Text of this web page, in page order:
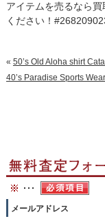
アイテムを売るなら
ください！
« 50’s Old Aloha shirt
40’s Paradise Sports
メールアドレス